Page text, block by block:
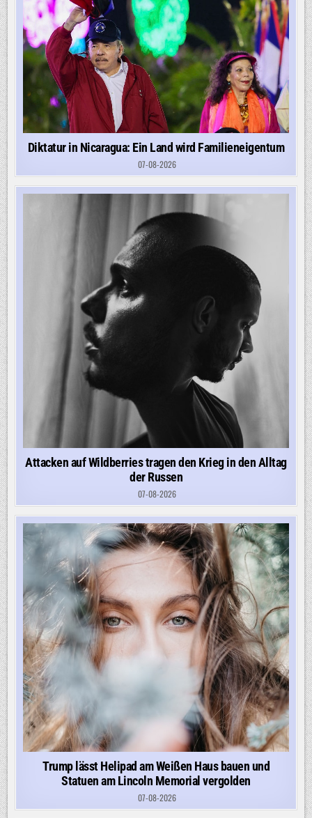
Diktatur in Nicaragua: Ein Land wird Familieneigentum
07-08-2026
Attacken auf Wildberries tragen den Krieg in den Alltag
der Russen
07-08-2026
Trump lässt Helipad am Weißen Haus bauen und
Statuen am Lincoln Memorial vergolden
07-08-2026